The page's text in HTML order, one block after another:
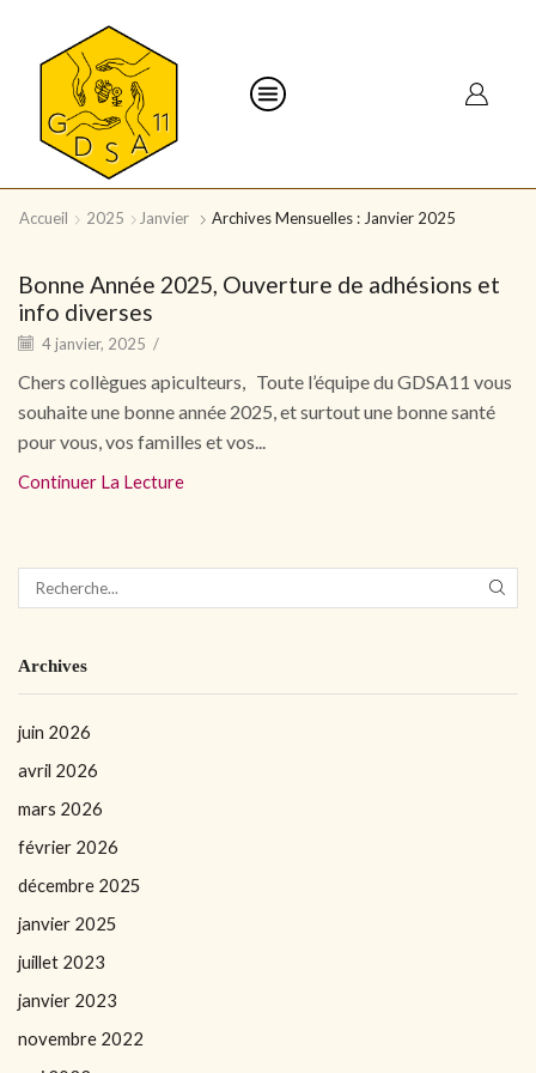
Accueil 2025 Janvier Archives Mensuelles : Janvier 2025
Bonne Année 2025, Ouverture de adhésions et
info diverses
4 janvier, 2025 /
Chers collègues apiculteurs, Toute l’équipe du GDSA11 vous
souhaite une bonne année 2025, et surtout une bonne santé
pour vous, vos familles et vos...
Continuer La Lecture
Archives
juin 2026
avril 2026
mars 2026
février 2026
décembre 2025
janvier 2025
juillet 2023
janvier 2023
novembre 2022